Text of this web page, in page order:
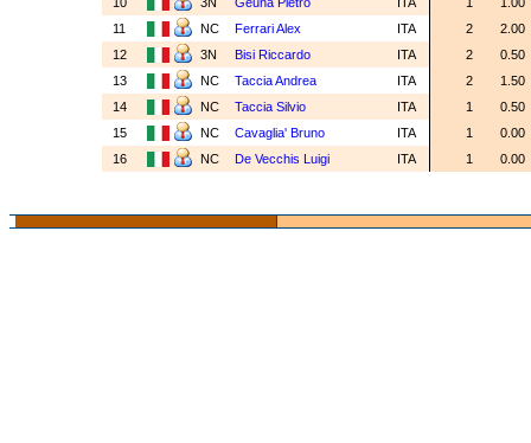
11
NC Ferrari Alex ITA 2
2.00
12
3N Bisi Riccardo ITA 2
0.50
13
NC Taccia Andrea ITA 2
1.50
14
NC Taccia Silvio ITA 1
0.50
15
NC Cavaglia' Bruno ITA 1
0.00
16
NC De Vecchis Luigi ITA 1 0.00